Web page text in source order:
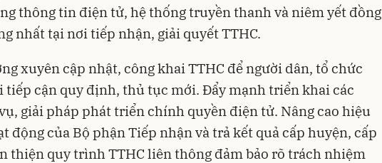
thông tin điện tử, hệ thống truyền thanh và niêm yết đồng
nhất tại nơi tiếp nhận, giải quyết TTHC.
xuyên cập nhật, công khai TTHC để người dân, tổ chức
tiếp cận quy định, thủ tục mới. Đẩy mạnh triển khai các
giải pháp phát triển chính quyền điện tử. Nâng cao hiệu
động của Bộ phận Tiếp nhận và trả kết quả cấp huyện, cấp
thiện quy trình TTHC liên thông đảm bảo rõ trách nhiệm